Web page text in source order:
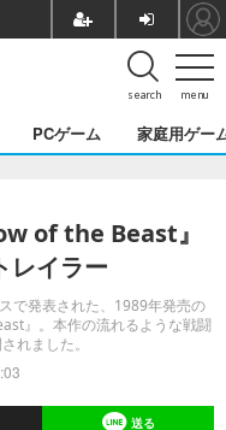
menu
search
PCゲーム 家庭用ゲー
of the Beast』
レイラー
で発表された、1989年発売の
』。本作の流れるような戦闘
れました。
送る